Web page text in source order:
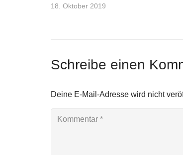
18. Oktober 2019
Schreibe einen
Deine E-Mail-Adresse wird nicht